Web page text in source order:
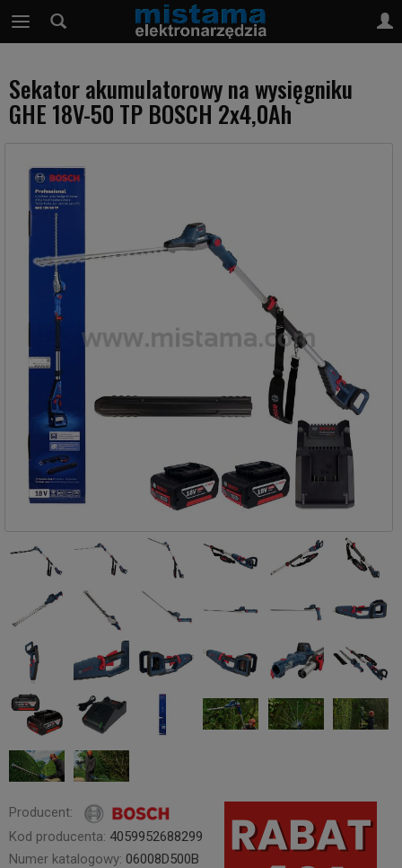
Sekator akumulatorowy na wysięgniku
GHE 18V-50 TP BOSCH 2x4,0Ah
Producent:
Kod producenta: 4059952688299
Numer katalogowy: 06008D500B